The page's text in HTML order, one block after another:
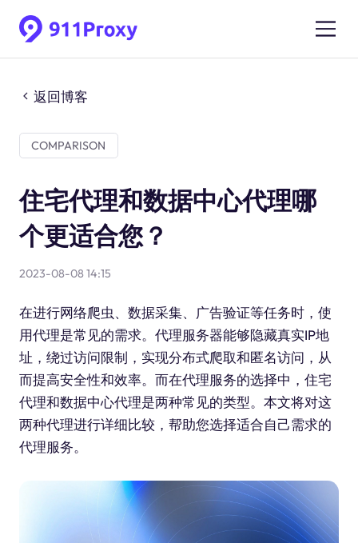
返回博客
COMPARISON
住宅代理和数据中心代理哪
个更适合您？
2023-08-08 14:15
在进行网络爬虫、数据采集、广告验证等任务时，使
用代理是常见的需求。代理服务器能够隐藏真实IP地
址，绕过访问限制，实现分布式爬取和匿名访问，从
而提高安全性和效率。而在代理服务的选择中，住宅
代理和数据中心代理是两种常见的类型。本文将对这
两种代理进行详细比较，帮助您选择适合自己需求的
代理服务。